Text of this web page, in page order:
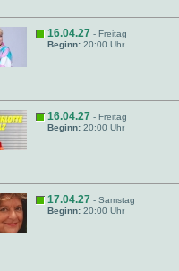
16.04.27 - Freitag
Beginn: 20:00 Uhr
16.04.27 - Freitag
Beginn: 20:00 Uhr
17.04.27 - Samstag
Beginn: 20:00 Uhr